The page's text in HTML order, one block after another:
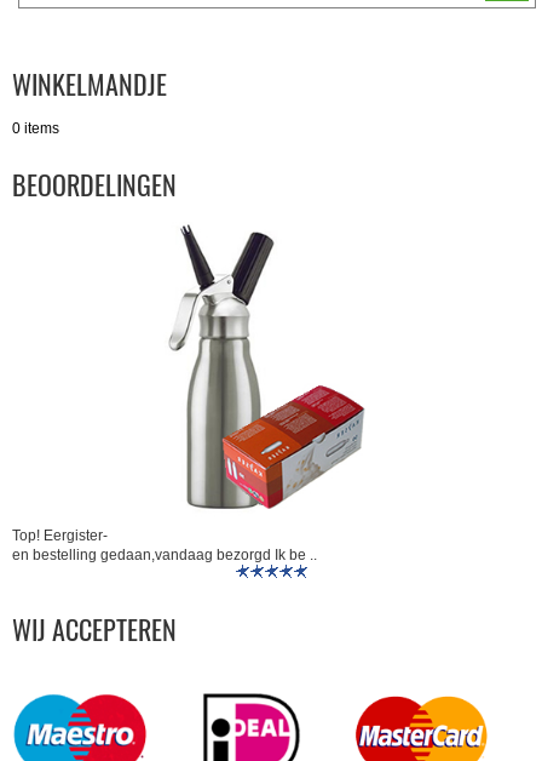
WINKELMANDJE
0 items
BEOORDELINGEN
Top! Eergister-
en bestelling gedaan,vandaag bezorgd Ik be ..
WIJ ACCEPTEREN